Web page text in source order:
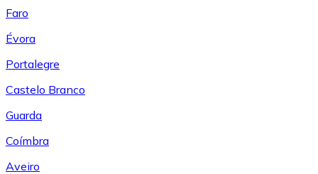
Faro
Évora
Portalegre
Castelo Branco
Guarda
Coímbra
Aveiro